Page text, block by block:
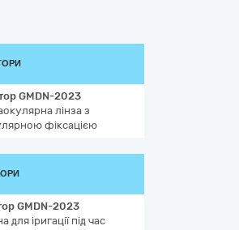
GMDN-2023
лінза з
фіксацією
GMDN-2023
для іригації під час